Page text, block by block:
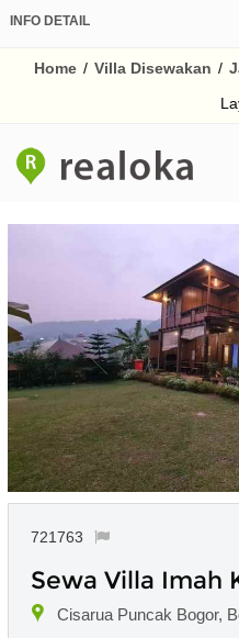
INFO DETAIL
Home / Villa Disewakan /
721763
Sewa Villa Imah
Cisarua Puncak Bogor,